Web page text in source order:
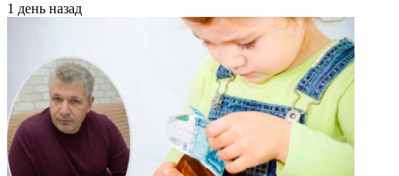
1 день назад